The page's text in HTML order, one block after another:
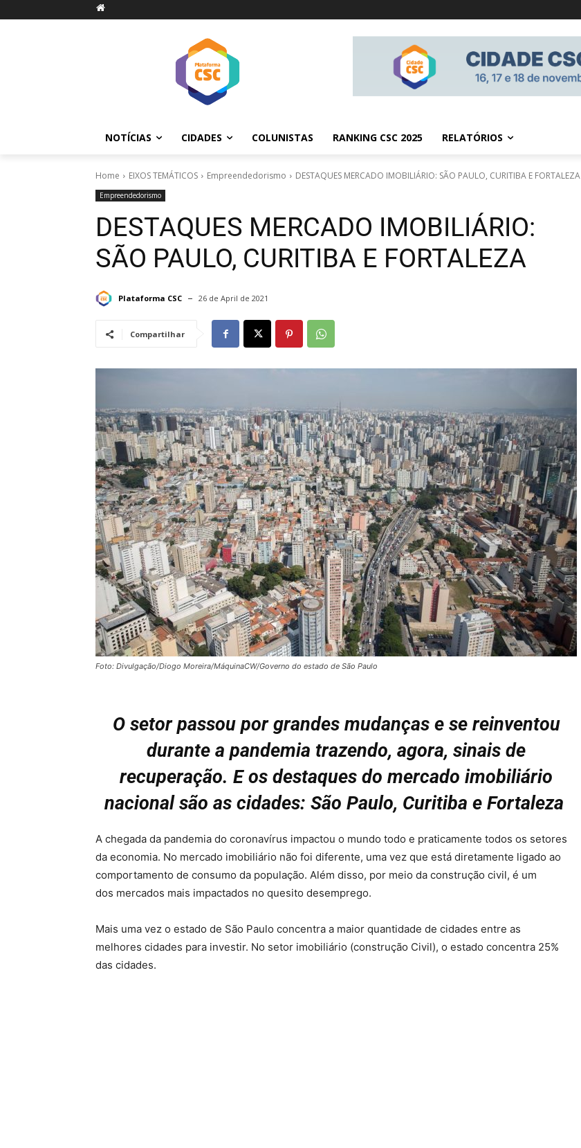
NOTÍCIAS CIDADES COLUNISTAS RANKING CSC 2025 RELATÓRIOS
Home EIXOS TEMÁTICOS Empreendedorismo DESTAQUES MERCADO IMOBILIÁRIO: SÃO PAULO, CURITIBA E FORTALEZA
Empreendedorismo
DESTAQUES MERCADO IMOBILIÁRIO:
SÃO PAULO, CURITIBA E FORTALEZA
Plataforma CSC 26 de April de 2021
Compartilhar
Foto: Divulgação/Diogo Moreira/MáquinaCW/Governo do estado de São Paulo
O setor passou por grandes mudanças e se reinventou
durante a pandemia trazendo, agora, sinais de
recuperação. E os destaques do mercado imobiliário
nacional são as cidades: São Paulo, Curitiba e Fortaleza
A chegada da pandemia do coronavírus impactou o mundo todo e praticamente todos os setores
da economia. No mercado imobiliário não foi diferente, uma vez que está diretamente ligado ao
comportamento de consumo da população. Além disso, por meio da construção civil, é um
dos mercados mais impactados no quesito desemprego.
Mais uma vez o estado de São Paulo concentra a maior quantidade de cidades entre as
melhores cidades para investir. No setor imobiliário (construção Civil), o estado concentra 25%
das cidades.